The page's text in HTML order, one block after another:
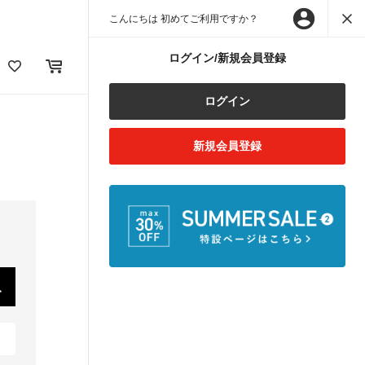
こんにちは 初めてご利用ですか？
ログイン/新規会員登録
ログイン
新規会員登録